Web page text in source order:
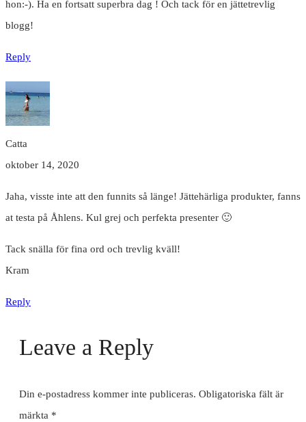
hon:-). Ha en fortsatt superbra dag ! Och tack för en jättetrevlig
blogg!
Reply
Catta
oktober 14, 2020
Jaha, visste inte att den funnits så länge! Jättehärliga produkter, fanns
at testa på Åhlens. Kul grej och perfekta presenter 🙂
Tack snälla för fina ord och trevlig kväll!
Kram
Reply
Leave a Reply
Din e-postadress kommer inte publiceras. Obligatoriska fält är
märkta *